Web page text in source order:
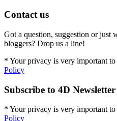
Contact us
Got a question, suggestion or just
bloggers? Drop us a line!
* Your privacy is very important
Policy
Subscribe to 4D Newsletter
* Your privacy is very important
Policy